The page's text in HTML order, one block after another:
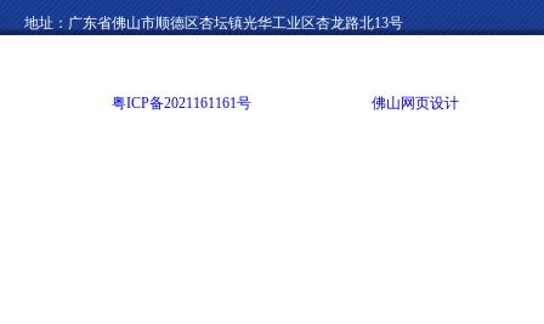
地址：广东省佛山市顺德区杏坛镇光华工业区杏龙路北13号
粤ICP备2021161161号 佛山网页设计